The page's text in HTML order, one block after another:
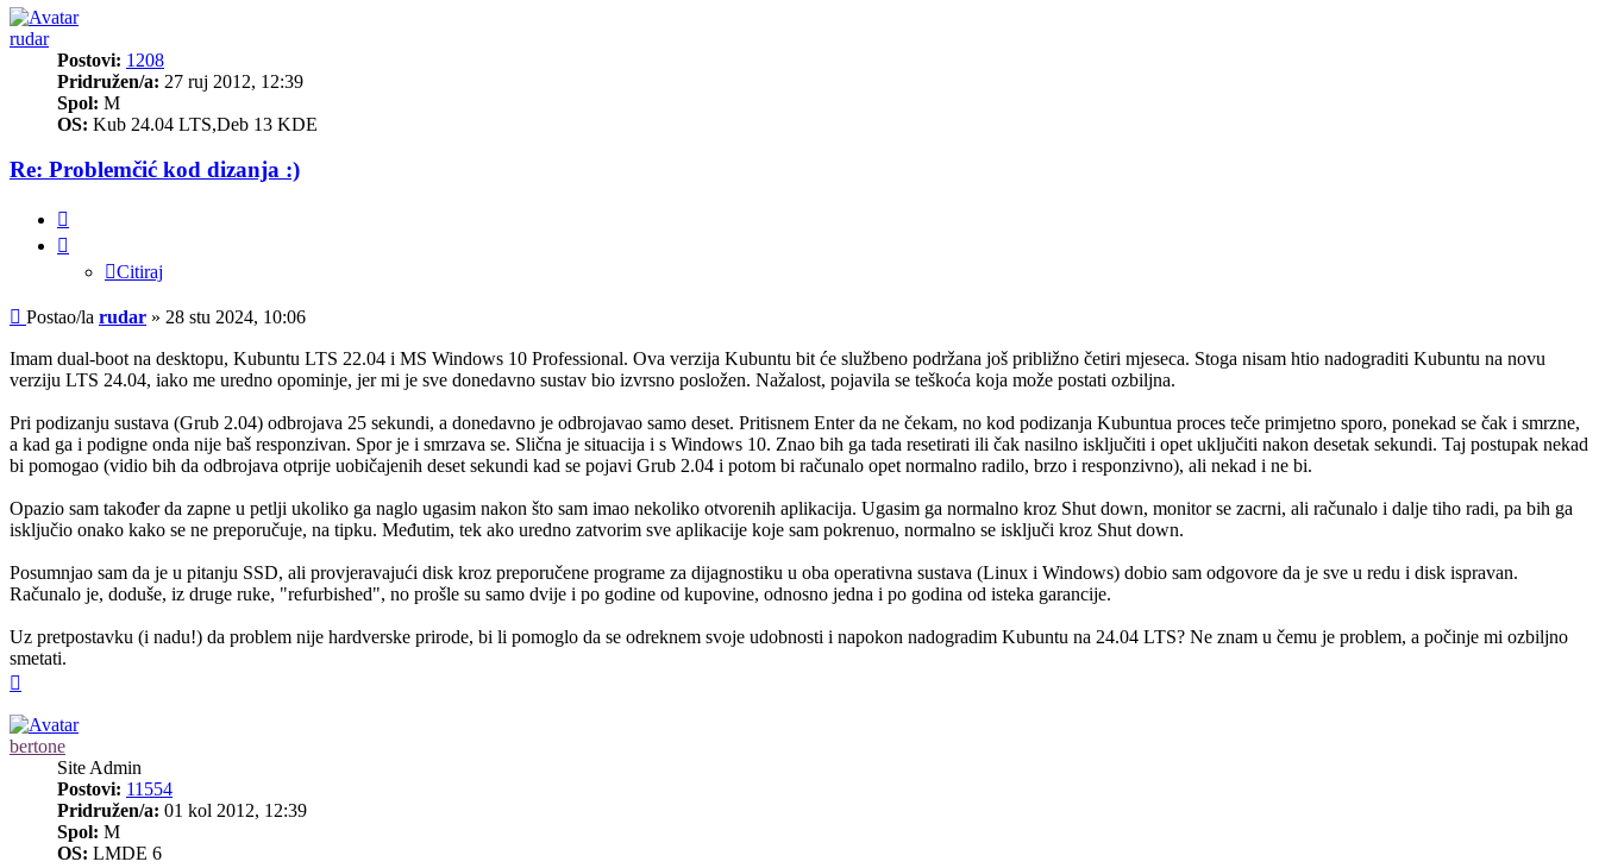
rudar
Postovi: 1208
Pridružen/a: 27 ruj 2012, 12:39
Spol: M
OS: Kub 24.04 LTS,Deb 13 KDE
Re: Problemčić kod dizanja :)
Citiraj
Post
Postao/la rudar » 28 stu 2024, 10:06
Imam dual-boot na desktopu, Kubuntu LTS 22.04 i MS Windows 10 Professional. Ova verzija Kubuntu bit će službeno podržana još približno četiri mjeseca. Stoga nisam htio nadograditi Kubuntu na novu
verziju LTS 24.04, iako me uredno opominje, jer mi je sve donedavno sustav bio izvrsno posložen. Nažalost, pojavila se teškoća koja može postati ozbiljna.
Pri podizanju sustava (Grub 2.04) odbrojava 25 sekundi, a donedavno je odbrojavao samo deset. Pritisnem Enter da ne čekam, no kod podizanja Kubuntua proces teče primjetno sporo, ponekad se čak i smrzne,
a kad ga i podigne onda nije baš responzivan. Spor je i smrzava se. Slična je situacija i s Windows 10. Znao bih ga tada resetirati ili čak nasilno isključiti i opet uključiti nakon desetak sekundi. Taj postupak nekad
bi pomogao (vidio bih da odbrojava otprije uobičajenih deset sekundi kad se pojavi Grub 2.04 i potom bi računalo opet normalno radilo, brzo i responzivno), ali nekad i ne bi.
Opazio sam također da zapne u petlji ukoliko ga naglo ugasim nakon što sam imao nekoliko otvorenih aplikacija. Ugasim ga normalno kroz Shut down, monitor se zacrni, ali računalo i dalje tiho radi, pa bih ga
isključio onako kako se ne preporučuje, na tipku. Međutim, tek ako uredno zatvorim sve aplikacije koje sam pokrenuo, normalno se isključi kroz Shut down.
Posumnjao sam da je u pitanju SSD, ali provjeravajući disk kroz preporučene programe za dijagnostiku u oba operativna sustava (Linux i Windows) dobio sam odgovore da je sve u redu i disk ispravan.
Računalo je, doduše, iz druge ruke, "refurbished", no prošle su samo dvije i po godine od kupovine, odnosno jedna i po godina od isteka garancije.
Uz pretpostavku (i nadu!) da problem nije hardverske prirode, bi li pomoglo da se odreknem svoje udobnosti i napokon nadogradim Kubuntu na 24.04 LTS? Ne znam u čemu je problem, a počinje mi ozbiljno
smetati.
bertone
Site Admin
Postovi: 11554
Pridružen/a: 01 kol 2012, 12:39
Spol: M
OS: LMDE 6